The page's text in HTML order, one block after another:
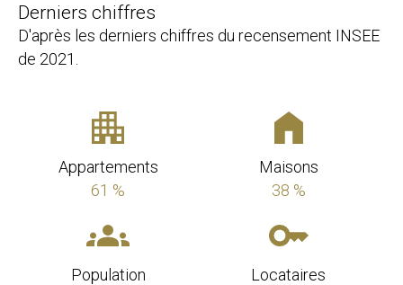
Derniers chiffres
D'après les derniers chiffres du recensement INSEE
de 2021.
Appartements
61 %
Maisons
38 %
Population
Locataires